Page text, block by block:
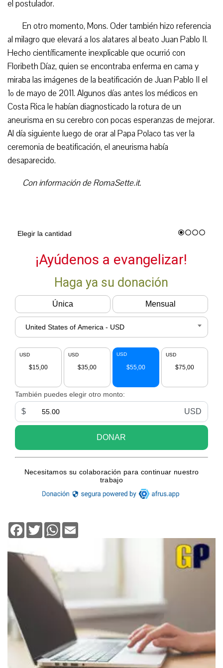
el postulador.
En otro momento, Mons. Oder también hizo referencia
al milagro que elevará a los alatares al beato Juan Pablo II.
Hecho científicamente inexplicable que ocurrió con
Floribeth Díaz, quien se encontraba enferma en cama y
miraba las imágenes de la beatificación de Juan Pablo II el
1º de mayo de 2011. Algunos días antes los médicos en
Costa Rica le habían diagnosticado la rotura de un
aneurisma en su cerebro con pocas esperanzas de mejorar.
Al día siguiente luego de orar al Papa Polaco tas ver la
ceremonia de beatificación, el aneurisma había
desaparecido.
Con información de RomaSette.it.
Facebook
TwitterWhatsApp